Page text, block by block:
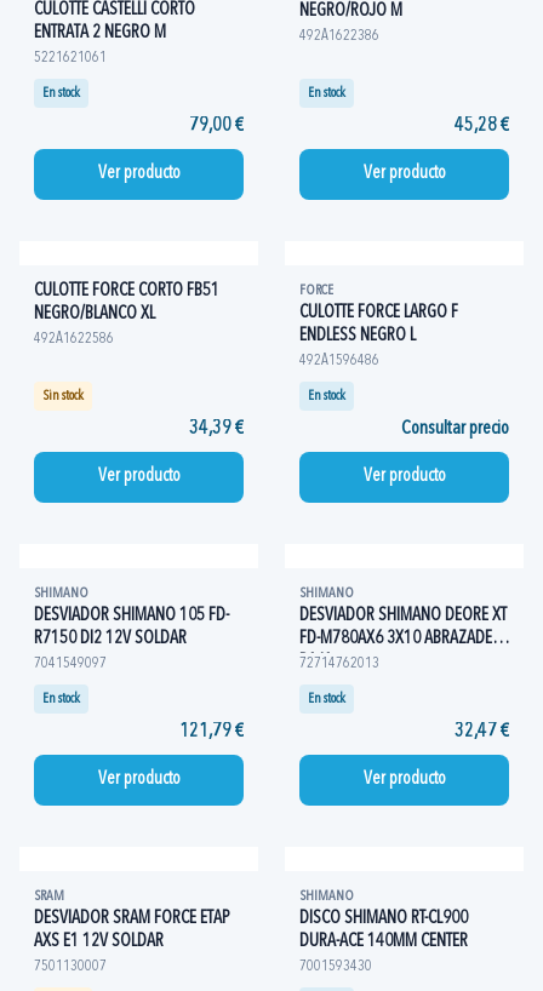
CULOTTE CASTELLI CORTO
ENTRATA 2 NEGRO M
5221621061
En stock
79,00 €
Ver producto
NEGRO/ROJO M
492A1622386
En stock
45,28 €
Ver producto
CULOTTE FORCE CORTO FB51
NEGRO/BLANCO XL
492A1622586
Sin stock
34,39 €
Ver producto
FORCE
CULOTTE FORCE LARGO F
ENDLESS NEGRO L
492A1596486
En stock
Consultar precio
Ver producto
SHIMANO
DESVIADOR SHIMANO 105 FD-
R7150 DI2 12V SOLDAR
7041549097
En stock
121,79 €
Ver producto
SHIMANO
DESVIADOR SHIMANO DEORE XT
FD-M780AX6 3X10 ABRAZADERA
BAJA
72714762013
En stock
32,47 €
Ver producto
SRAM
DESVIADOR SRAM FORCE ETAP
AXS E1 12V SOLDAR
7501130007
SHIMANO
DISCO SHIMANO RT-CL900
DURA-ACE 140MM CENTER
7001593430